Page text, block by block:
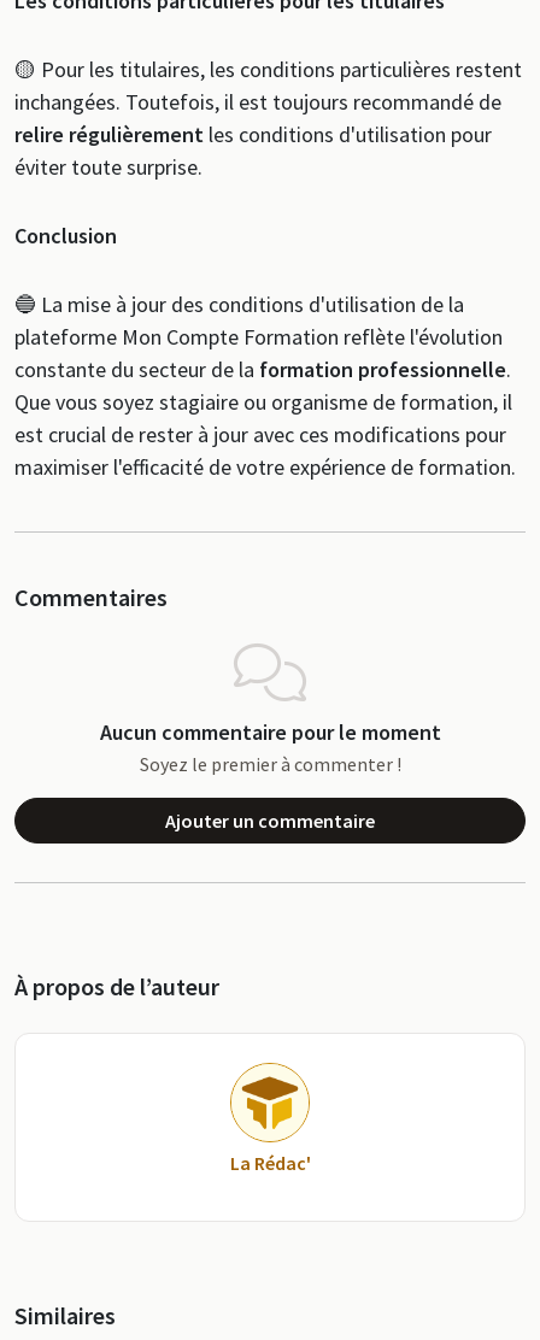
🟡 Pour les titulaires, les conditions particulières restent
inchangées. Toutefois, il est toujours recommandé de
relire régulièrement les conditions d'utilisation pour
éviter toute surprise.
Conclusion
🔵 La mise à jour des conditions d'utilisation de la
plateforme Mon Compte Formation reflète l'évolution
constante du secteur de la formation professionnelle.
Que vous soyez stagiaire ou organisme de formation, il
est crucial de rester à jour avec ces modifications pour
maximiser l'efficacité de votre expérience de formation.
Commentaires
Aucun commentaire pour le moment
Soyez le premier à commenter !
Ajouter un commentaire
À propos de l’auteur
La Rédac'
Similaires